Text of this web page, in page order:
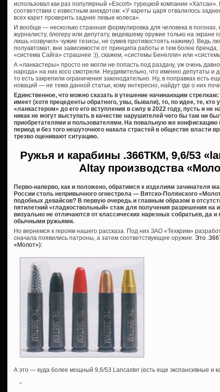
использовал как раз популярный «Escort» турецкой компании «Хатсан».
соответствии с известным анекдотом: «У кареты царя отвалилось
всех карет проверить задние левые колеса».
И вообще — несколько странная формулировка для человека в
журналисту, блогеру или депутату, видевшему оружие только на экране
лишь «озвучил» чужие тезисы, не сумев противостоять нажиму). Ведь
полуавтомат, вне зависимости от принципа работы и тем более
«система Сайга» страшнее :)), скажем, «системы Бенелли» или
А «ланкастеры» просто не могли не попасть под раздачу, уж очень
народа» на них косо смотрели. Неудивительно, что именно депутаты и
то есть закрепили ограничения законодательно. Ну, в поправках есть
новаций — не тема данной статьи, кому интересно, найдут где о них
Единственное, что можно сказать в утешение начинающим
имеет (хотя прецеденты обратного, увы, бывали), то, по идее, те, кто
«ланкастером» до его его вступления в силу в 2022 году, пусть и не
никак не могут выступать в качестве нарушителей чего бы там ни
приобретателями и пользователями. На повальную же конфискацию
период и без того нешуточного накала страстей в обществе власти
трезво оценивают ситуацию.
Ружья и карабины .366ТКМ, 9,6/53
Altay производства
Перво-наперво, как и положено, обратимся к изделиям зачинателя
России столь непривычного огнестрела — Вятско-Полянского
подобных девайсов? В первую очередь и главным образом в
пятилетний «гладкоствольный» стаж для получения разрешения на
визуально не отличаются от классических нарезных собратьев, да
обычными ружьями.
Но вернемся к героям нашего рассказа. Под них ЗАО «Техкрим»
сначала появились патроны, а затем соответствующее оружие. Это
«Молот»):
А это — куда более мощный 9,6/53 Lancaster (есть еще экспансивные и